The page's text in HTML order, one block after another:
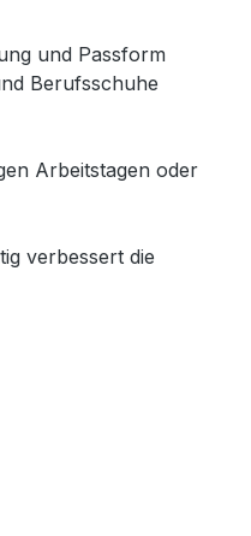
und Passform
Berufsschuhe
Arbeitstagen oder
verbessert die